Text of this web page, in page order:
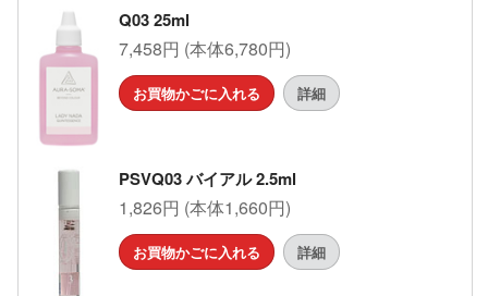
Q03 25ml
7,458円 (本体6,780円)
お買物かごに入れる 詳細
PSVQ03 バイアル 2.5ml
1,826円 (本体1,660円)
お買物かごに入れる 詳細